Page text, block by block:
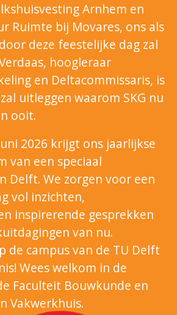
Arnhem en
Ruimte bij Movares, ons als
deze feestelijke dag zal
hoogleraar
en Deltacommissaris, is
uitleggen waarom SKG nu
ooit.
2026 krijgt ons jaarlijkse
van een speciaal
Delft. We zorgen voor een
vol inzichten,
inspirerende gesprekken
van nu.
de campus van de TU Delft
Wees welkom in de
Faculteit Bouwkunde en
Vakwerkhuis.